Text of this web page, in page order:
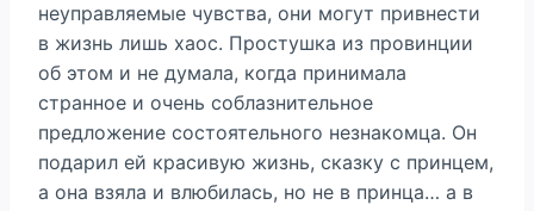
неуправляемые чувства, они могут привнести
в жизнь лишь хаос. Простушка из провинции
об этом и не думала, когда принимала
странное и очень соблазнительное
предложение состоятельного незнакомца. Он
подарил ей красивую жизнь, сказку с принцем,
а она взяла и влюбилась, но не в принца… а в